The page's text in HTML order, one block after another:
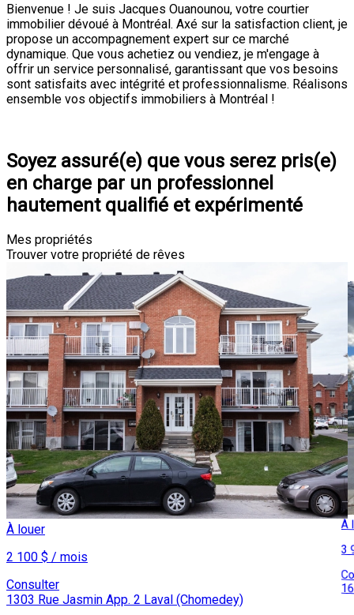
Bienvenue ! Je suis Jacques Ouanounou, votre courtier
immobilier dévoué à Montréal. Axé sur la satisfaction client, je
propose un accompagnement expert sur ce marché
dynamique. Que vous achetiez ou vendiez, je m'engage à
offrir un service personnalisé, garantissant que vos besoins
sont satisfaits avec intégrité et professionnalisme. Réalisons
ensemble vos objectifs immobiliers à Montréal !
Soyez assuré(e) que vous serez pris(e)
en charge par un professionnel
hautement qualifié et expérimenté
Mes propriétés
Trouver votre propriété de rêves
À louer
2 100 $ / mois
Consulter
1303 Rue Jasmin App. 2 Laval (Chomedey)
À
3